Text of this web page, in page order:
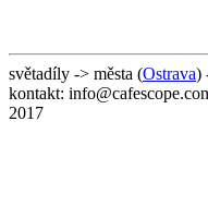
světadíly -> města (Ostrava)
kontakt:
2017